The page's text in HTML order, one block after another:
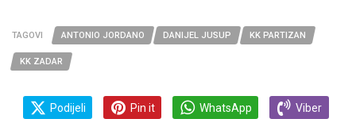
TAGOVI ANTONIO JORDANO DANIJEL JUSUP KK PARTIZAN
KK ZADAR
Podijeli Pin it WhatsApp Viber